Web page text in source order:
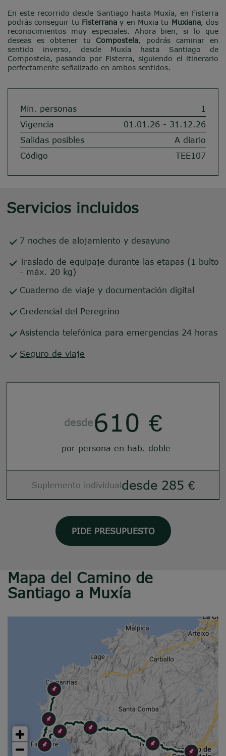
En este recorrido desde Santiago hasta Muxía, en Fisterra
podrás conseguir tu Fisterrana y en Muxia tu Muxiana, dos
reconocimientos muy especiales. Ahora bien, si lo que
deseas es obtener tu Compostela, podrás caminar en
sentido inverso, desde Muxía hasta Santiago de
Compostela, pasando por Fisterra, siguiendo el itinerario
perfectamente señalizado en ambos sentidos.
Mín. personas
1
Vigencia
01.01.26 - 31.12.26
Salidas posibles
A diario
Código
TEE107
Servicios incluidos
7 noches de alojamiento y desayuno
Traslado de equipaje durante las etapas (1 bulto
- máx. 20 kg)
Cuaderno de viaje y documentación digital
Credencial del Peregrino
Asistencia telefónica para emergencias 24 horas
Seguro de viaje
desde610 €
por persona en hab. doble
Suplemento individual desde 285 €
PIDE PRESUPUESTO
Mapa del Camino de
Santiago a Muxía